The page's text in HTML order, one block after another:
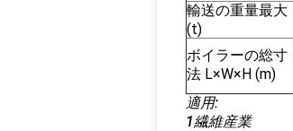
輸送の重量最大
(t)
ボイラーの総寸
法 L×W×H (m)
適用:
1繊維産業